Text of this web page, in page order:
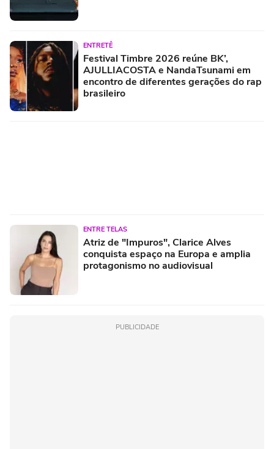
ENTRETÊ
Festival Timbre 2026 reúne BK’,
AJULLIACOSTA e NandaTsunami em
encontro de diferentes gerações do rap
brasileiro
ENTRE TELAS
Atriz de "Impuros", Clarice Alves
conquista espaço na Europa e amplia
protagonismo no audiovisual
PUBLICIDADE